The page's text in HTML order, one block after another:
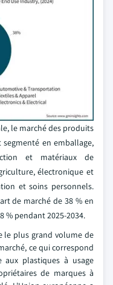
le marché des produits
en emballage,
et matériaux de
électronique et
et soins personnels.
de marché de 38 % en
% pendant 2025-2034.
le plus grand volume de
ce qui correspond
plastiques à usage
de marques à